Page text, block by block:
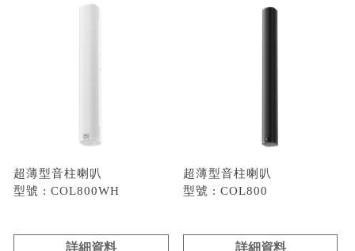
超薄型音柱喇叭
型號 : COL800WH
詳細資料
超薄型音柱喇叭
型號 : COL800
詳細資料